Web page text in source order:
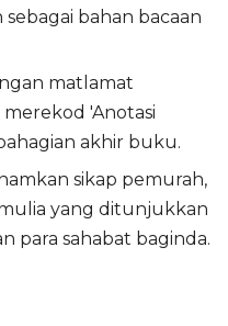
bahan bacaan
matlamat
'Anotasi
akhir buku.
sikap pemurah,
yang ditunjukkan
para sahabat baginda.